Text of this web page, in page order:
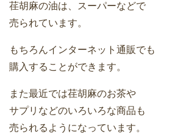
荏胡麻の油は、スーパーなどで
売られています。
もちろんインターネット通販でも
購入することができます。
また最近では荏胡麻のお茶や
サプリなどのいろいろな商品も
売られるようになっています。